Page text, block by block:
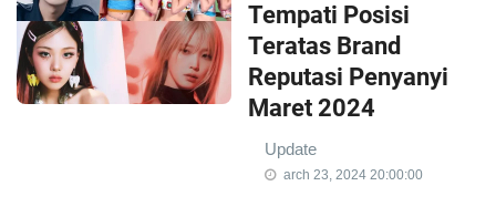
Tempati Posisi
Teratas Brand
Reputasi Penyanyi
Maret 2024
Update
arch 23, 2024 20:00:00